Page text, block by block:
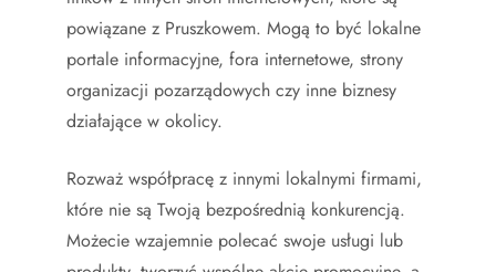
powiązane z Pruszkowem. Mogą to być lokalne
portale informacyjne, fora internetowe, strony
organizacji pozarządowych czy inne biznesy
działające w okolicy.
Rozważ współpracę z innymi lokalnymi firmami,
które nie są Twoją bezpośrednią konkurencją.
Możecie wzajemnie polecać swoje usługi lub